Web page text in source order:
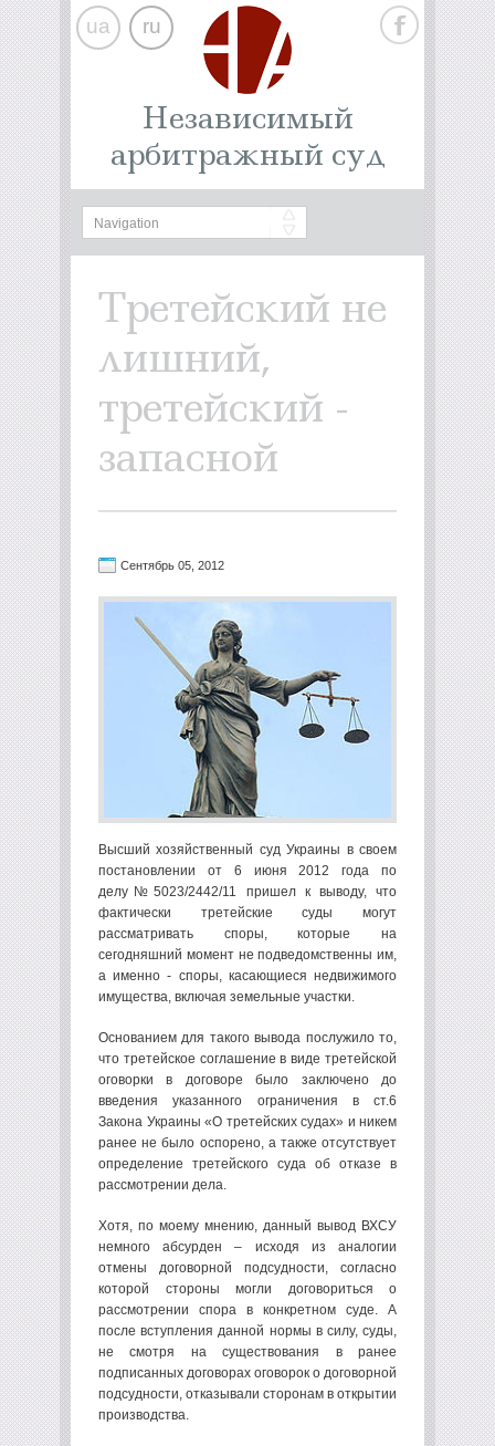
ua ru
Независимый
арбитражный суд
Третейский не
лишний,
третейский -
запасной
Сентябрь 05, 2012
Высший хозяйственный суд Украины в своем
постановлении от 6 июня 2012 года по
делу№5023/2442/11 пришел к выводу, что
фактически третейские суды могут
рассматривать споры, которые на
сегодняшний момент не подведомственны им,
а именно - споры, касающиеся недвижимого
имущества, включая земельные участки.
Основанием для такого вывода послужило то,
что третейское соглашение в виде третейской
оговорки в договоре было заключено до
введения указанного ограничения в ст.6
Закона Украины «О третейских судах» и никем
ранее не было оспорено, а также отсутствует
определение третейского суда об отказе в
рассмотрении дела.
Хотя, по моему мнению, данный вывод ВХСУ
немного абсурден – исходя из аналогии
отмены договорной подсудности, согласно
которой стороны могли договориться о
рассмотрении спора в конкретном суде. А
после вступления данной нормы в силу, суды,
не смотря на существования в ранее
подписанных договорах оговорок о договорной
подсудности, отказывали сторонам в открытии
производства.